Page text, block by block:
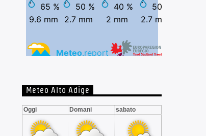
Meteo Alto Adige
Oggi Domani sabato